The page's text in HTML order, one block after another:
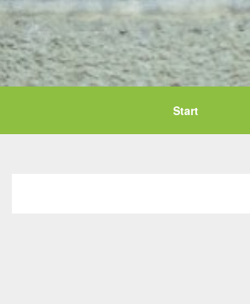
Start